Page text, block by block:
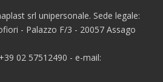
srl unipersonale. Sede legale:
- Palazzo F/3 - 20057 Assago
02 57512490 - e-mail: